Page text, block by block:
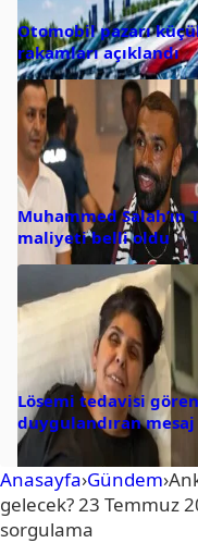
Otomobil pazarı
rakamları açıklandı
Muhammed Salah’ın
maliyeti belli oldu
Lösemi tedavisi
duygulandıran mesaj
Anasayfa›Gündem›
gelecek? 23 Temmuz
sorgulama